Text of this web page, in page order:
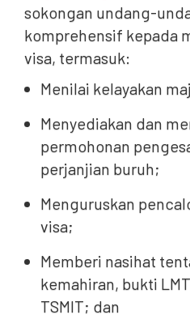
sokongan undang-
komprehensif kepada
visa, termasuk:
Menilai kelayakan
Menyediakan dan
permohonan
perjanjian buruh;
Menguruskan
visa;
Memberi nasihat
kemahiran, bukti
TSMIT; dan